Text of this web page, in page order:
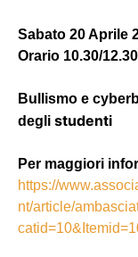
Sabato 20 Aprile
Orario 10.30/12.30
Bullismo e
degli studenti
Per maggiori
https://
nt/article/